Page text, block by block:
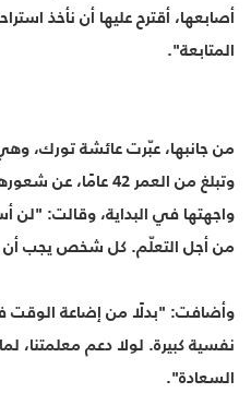
أصابعها، أقترح عليها أن نأخذ
المتابعة".
من جانبها، عبّرت عائشة تورك،
وتبلغ من العمر 42
واجهتها في البداية، وقالت:
من أجل التعلّم. كل شخص يجب أن
وأضافت: "بدلًا من إضاعة الوقت
نفسية كبيرة. لولا دعم معلمتنا،
السعادة".